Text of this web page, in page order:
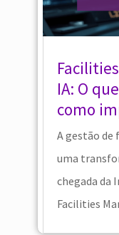
IA: O
como
A gestão de
uma
chegada da
Facilities